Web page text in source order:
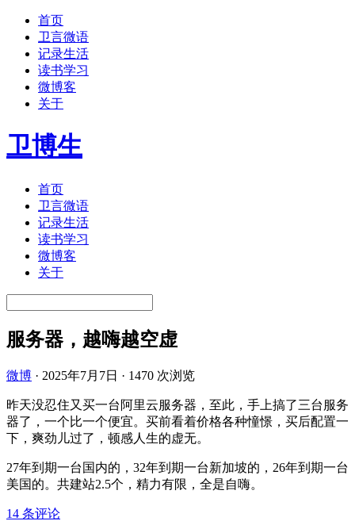
首页
卫言微语
记录生活
读书学习
微博客
关于
卫博生
首页
卫言微语
记录生活
读书学习
微博客
关于
服务器，越嗨越空虚
微博 · 2025年7月7日 · 1470 次浏览
昨天没忍住又买一台阿里云服务器，至此，手上搞了三台服务
器了，一个比一个便宜。买前看着价格各种憧憬，买后配置一
下，爽劲儿过了，顿感人生的虚无。
27年到期一台国内的，32年到期一台新加坡的，26年到期一台
美国的。共建站2.5个，精力有限，全是自嗨。
14 条评论